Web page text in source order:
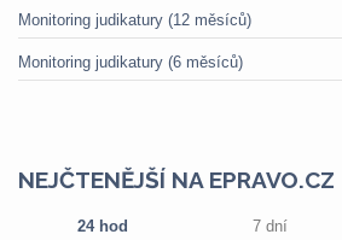
Monitoring judikatury (12 měsíců)
Monitoring judikatury (6 měsíců)
NEJČTENĚJŠÍ NA EPRAVO.CZ
24 hod 7 dní